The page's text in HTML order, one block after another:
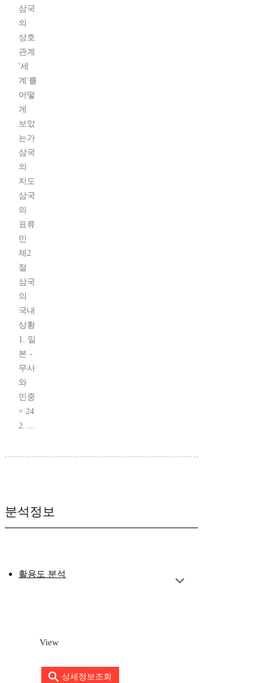
삼국
의
상호
관계
'세
계'를
어떻
게
보았
는가
삼국
의
지도
삼국
의
표류
민
제2
절
삼국
의
국내
상황
1. 일
본 -
무사
와
민중
= 24
2. ...
분석정보
활용도 분석
View
상세정보조회